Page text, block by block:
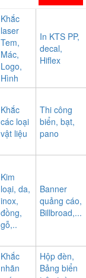
Khắc
laser
Tem,
Mác,
Logo,
Hình
In KTS PP,
decal,
Hiflex
Khắc
các loại
vật liệu
Thi công
biển, bạt,
pano
Kim
loại, da,
inox,
đồng,
gỗ,..
Banner
quảng cáo,
Billbroad,...
Khắc
nhãn
Hộp đèn,
Bảng biển